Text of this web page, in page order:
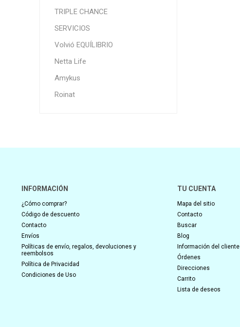
TRIPLE CHANCE
SERVICIOS
Volvió EQUÍLIBRIO
Netta Life
Amykus
Roinat
INFORMACIÓN
¿Cómo comprar?
Código de descuento
Contacto
Envíos
Políticas de envío, regalos, devoluciones y
reembolsos
Política de Privacidad
Condiciones de Uso
TU CUENTA
Mapa del sitio
Contacto
Buscar
Blog
Información del cliente
Órdenes
Direcciones
Carrito
Lista de deseos